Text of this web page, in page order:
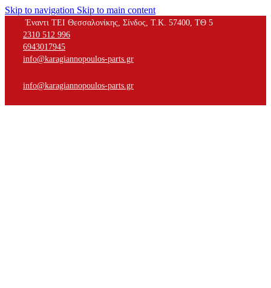
Skip to navigation Skip to main content
Έναντι ΤΕΙ Θεσσαλονίκης, Σίνδος, Τ.Κ. 57400, ΤΘ 5
2310 512 996
6943017945
info@karagiannopoulos-parts.gr
info@karagiannopoulos-parts.gr